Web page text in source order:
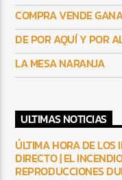
COMPRA VENDE
DE POR AQUÍ Y POR
LA MESA NARANJA
ULTIMAS NOTICIAS
ÚLTIMA HORA DE LOS
DIRECTO | EL
REPRODUCCIONES